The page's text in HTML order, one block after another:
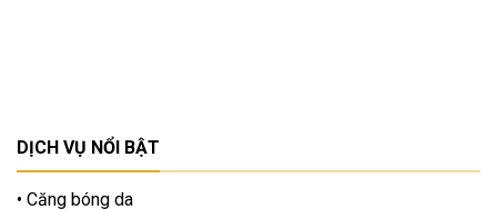
DỊCH VỤ NỔI BẬT
Căng bóng da